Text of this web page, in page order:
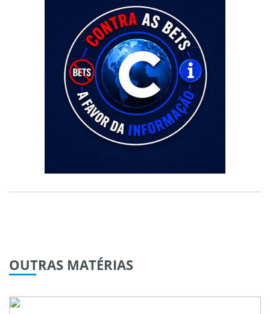
OUTRAS MATÉRIAS